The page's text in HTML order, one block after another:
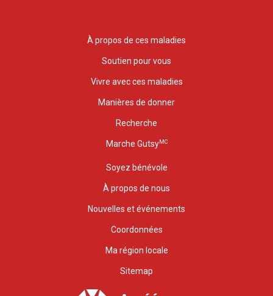
À propos de ces maladies
Soutien pour vous
Vivre avec ces maladies
Manières de donner
Recherche
Marche GutsyMC
Soyez bénévole
À propos de nous
Nouvelles et événements
Coordonnées
Ma région locale
Sitemap